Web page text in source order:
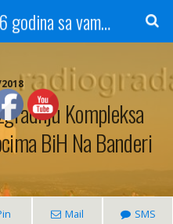
Radio Gradačac - 56 godina sa vama...
Kompleksa
BiH Na Banderi
Mail SMS